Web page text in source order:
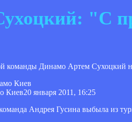
"С
команды Динамо Артем Сухоцкий
Киев20 января 2011, 16:25
Андрея Гусина выбыла из